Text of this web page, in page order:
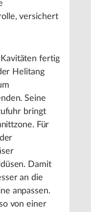
versichert
fertig
Helitang
Seine
bringt
Für
Damit
an die
anpassen.
von einer